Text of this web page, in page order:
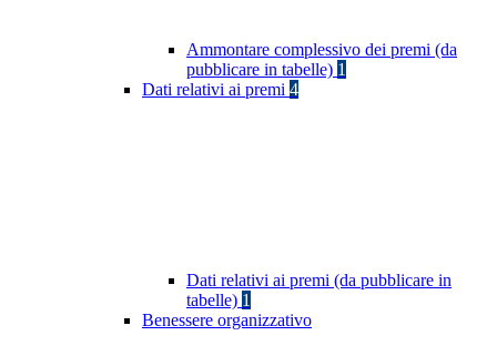
Ammontare complessivo dei premi (da
pubblicare in tabelle) 1
Dati relativi ai premi 4
Dati relativi ai premi (da pubblicare in
tabelle) 1
Benessere organizzativo